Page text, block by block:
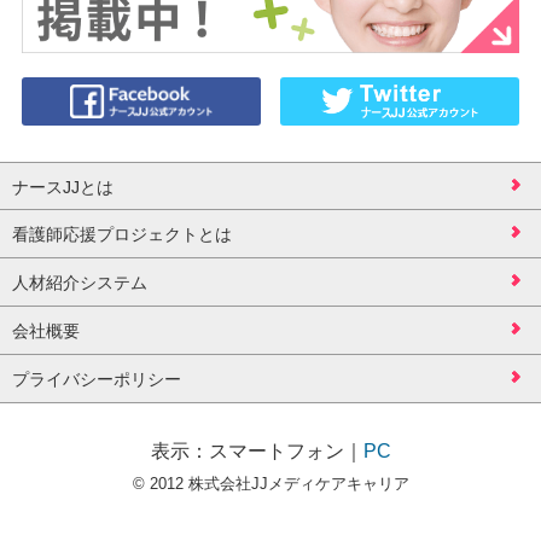
ナースJJとは
看護師応援プロジェクトとは
人材紹介システム
会社概要
プライバシーポリシー
表示： スマートフォン PC
© 2012 株式会社JJメディケアキャリア